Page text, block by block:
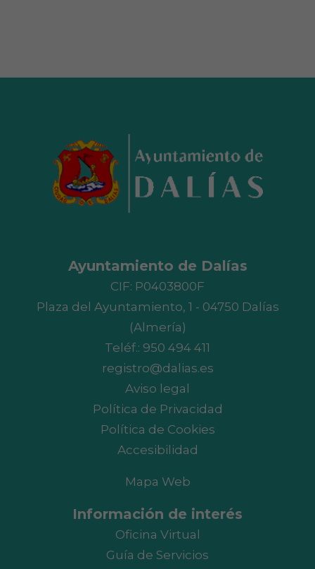
Ayuntamiento de Dalías
CIF: P0403800F
Plaza del Ayuntamiento, 1 - 04750 Dalías
(Almería)
Teléf.: 950 494 411
registro@dalias.es
Aviso legal
Política de Privacidad
Política de Cookies
Accesibilidad
Mapa Web
Información de interés
Oficina Virtual
Guía de Servicios